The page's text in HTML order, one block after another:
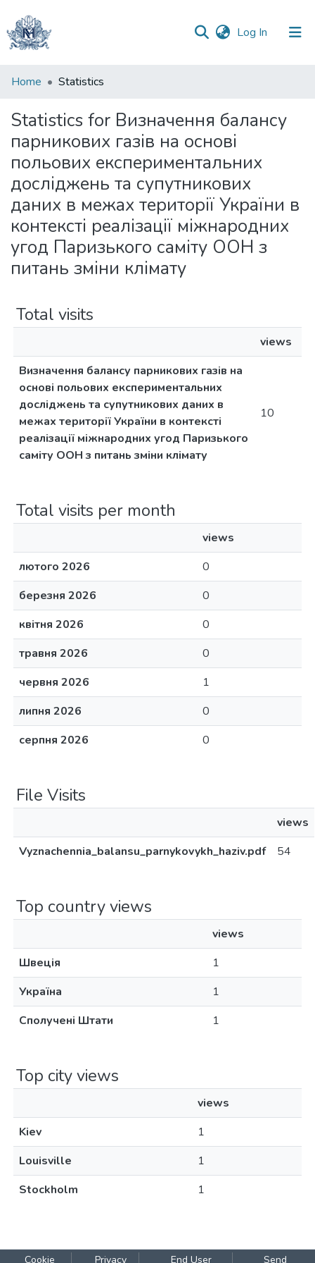
Log In (current)
Communities
Collections
All of DSpace
Home Statistics
Statistics for Визначення балансу
парникових газів на основі
польових експериментальних
досліджень та супутникових
даних в межах території України в
контексті реалізації міжнародних
угод Паризького саміту ООН з
питань зміни клімату
Total visits
views
Визначення балансу парникових газів на
основі польових експериментальних
досліджень та супутникових даних в
межах території України в контексті
реалізації міжнародних угод Паризького
саміту ООН з питань зміни клімату
10
Total visits per month
views
лютого 2026
0
березня 2026
0
квітня 2026
0
травня 2026
0
червня 2026
1
липня 2026
0
серпня 2026
0
File Visits
views
Vyznachennia_balansu_parnykovykh_haziv.pdf
54
Top country views
views
Швеція
1
Україна
1
Сполучені Штати
1
Top city views
views
Kiev
1
Louisville
1
Stockholm
1
Cookie Privacy End User Send